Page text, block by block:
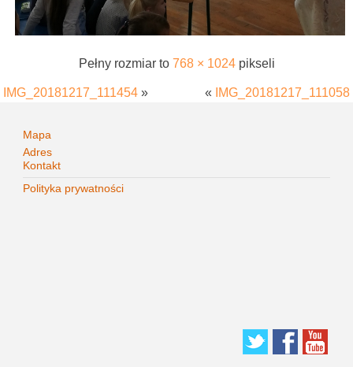
Pełny rozmiar to 768 × 1024pikseli
IMG_20181217_111454 » « IMG_20181217_111058
Mapa
Adres
Kontakt
Polityka prywatności